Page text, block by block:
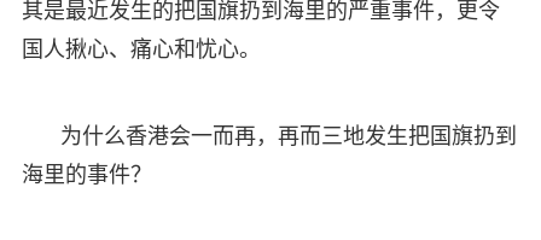
其是最近发生的把国旗扔到海里的严重事件，更令
国人揪心、痛心和忧心。
为什么香港会一而再，再而三地发生把国旗扔到
海里的事件？